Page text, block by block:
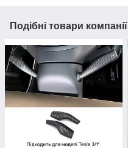
Подібні товари компанії